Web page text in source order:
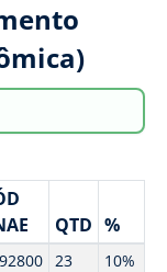
QTD %
23 10%